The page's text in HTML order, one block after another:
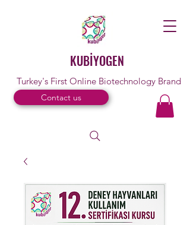
KUBİYOGEN
Turkey's First Online Biotechnology Brand
Contact us